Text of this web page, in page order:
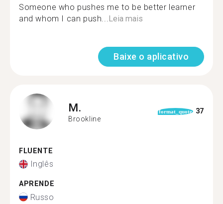
Someone who pushes me to be better learner
and whom I can push... Leia mais
Baixe o aplicativo
M.
Brookline
format_quote 37
FLUENTE
Inglês
APRENDE
Russo